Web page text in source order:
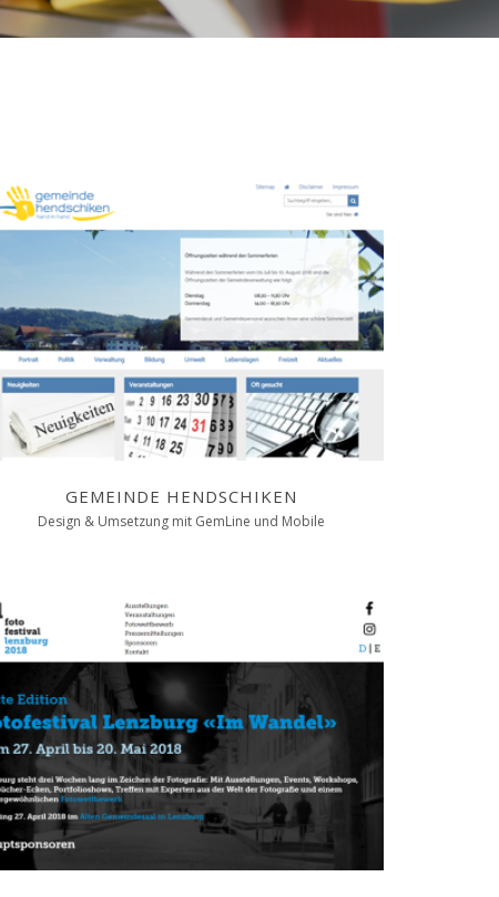
GEMEINDE HENDSCHIKEN
Design & Umsetzung mit GemLine und Mobile